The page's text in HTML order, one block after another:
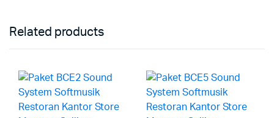
Related products